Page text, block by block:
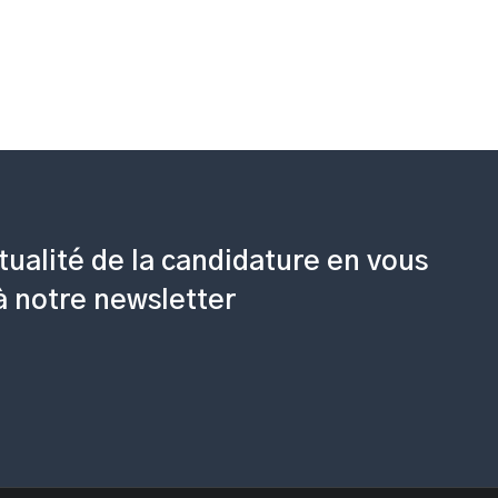
de la candidature en vous
notre newsletter